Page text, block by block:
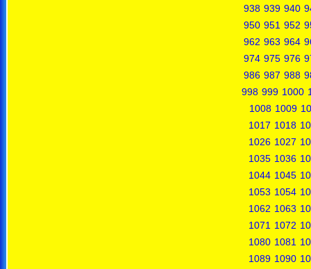
938 939 940
950 951 952
962 963 964
974 975 976
986 987 988
998 999 1000
1008 1009
1017 1018
1026 1027
1035 1036
1044 1045
1053 1054
1062 1063
1071 1072
1080 1081
1089 1090